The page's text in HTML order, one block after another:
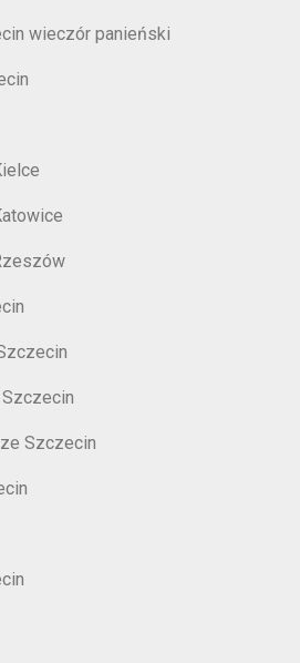
wieczór panieński
Szczecin